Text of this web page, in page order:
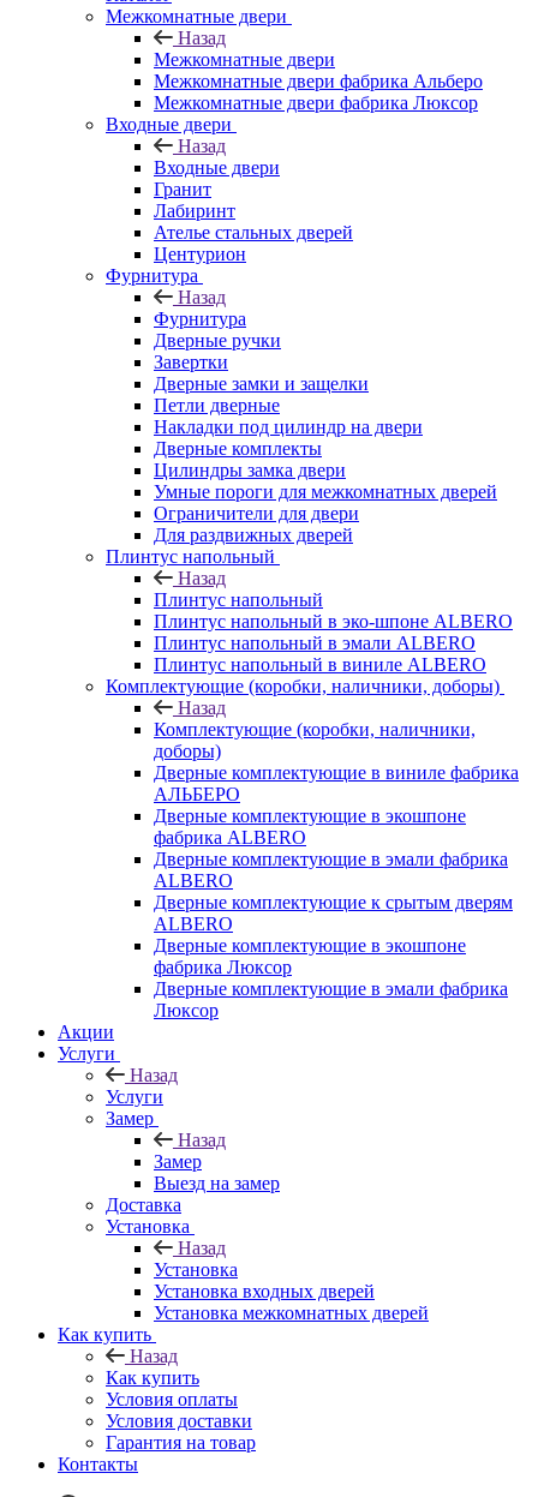
Межкомнатные двери
Назад
Межкомнатные двери
Межкомнатные двери фабрика Альберо
Межкомнатные двери фабрика Люксор
Входные двери
Назад
Входные двери
Гранит
Лабиринт
Ателье стальных дверей
Центурион
Фурнитура
Назад
Фурнитура
Дверные ручки
Завертки
Дверные замки и защелки
Петли дверные
Накладки под цилиндр на двери
Дверные комплекты
Цилиндры замка двери
Умные пороги для межкомнатных дверей
Ограничители для двери
Для раздвижных дверей
Плинтус напольный
Назад
Плинтус напольный
Плинтус напольный в эко-шпоне ALBERO
Плинтус напольный в эмали ALBERO
Плинтус напольный в виниле ALBERO
Комплектующие (коробки, наличники, доборы)
Назад
Комплектующие (коробки, наличники,
доборы)
Дверные комплектующие в виниле фабрика
АЛЬБЕРО
Дверные комплектующие в экошпоне
фабрика ALBERO
Дверные комплектующие в эмали фабрика
ALBERO
Дверные комплектующие к срытым дверям
ALBERO
Дверные комплектующие в экошпоне
фабрика Люксор
Дверные комплектующие в эмали фабрика
Люксор
Акции
Услуги
Назад
Услуги
Замер
Назад
Замер
Выезд на замер
Доставка
Установка
Назад
Установка
Установка входных дверей
Установка межкомнатных дверей
Как купить
Назад
Как купить
Условия оплаты
Условия доставки
Гарантия на товар
Контакты